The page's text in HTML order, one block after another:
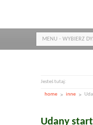
MENU - WYBIERZ
Jesteś tutaj:
home inne
Udany